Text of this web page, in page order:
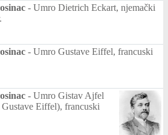
- Umro Dietrich Eckart, njemački
- Umro Gustave Eiffel, francuski
- Umro Gistav Ajfel
Eiffel), francuski